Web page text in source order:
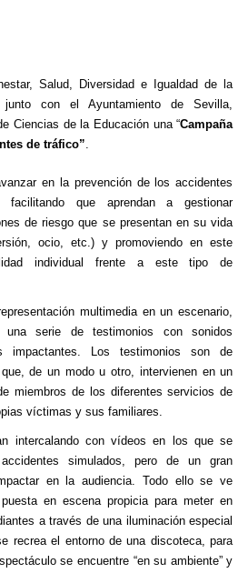
Salud, Diversidad e Igualdad de la
con el Ayuntamiento de Sevilla,
Ciencias de la Educación una “Campaña
de tráfico”
en la prevención de los accidentes
que aprendan a gestionar
de riesgo que se presentan en su vida
ocio, etc.) y promoviendo en este
individual frente a este tipo de
multimedia en un escenario,
serie de testimonios con sonidos
impactantes. Los testimonios son de
de un modo u otro, intervienen en un
miembros de los diferentes servicios de
víctimas y sus familiares.
intercalando con vídeos en los que se
simulados, pero de un gran
en la audiencia. Todo ello se ve
en escena propicia para meter en
a través de una iluminación especial
recrea el entorno de una discoteca, para
se encuentre “en su ambiente” y